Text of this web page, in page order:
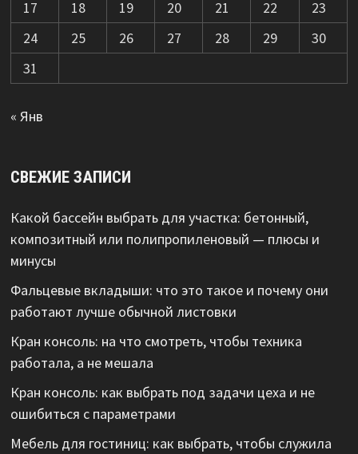
17
18 19 20 21 22
23
24
25 26 27 28 29
30
31
« Янв
СВЕЖИЕ ЗАПИСИ
Какой бассейн выбрать для участка: бетонный,
композитный или полипропиленовый — плюсы и
минусы
Фальцевые вкладыши: что это такое и почему они
работают лучше обычной листовки
Кран консоль: на что смотреть, чтобы техника
работала, а не мешала
Кран консоль: как выбрать под задачи цеха и не
ошибиться с параметрами
Мебель для гостиниц: как выбрать, чтобы служила